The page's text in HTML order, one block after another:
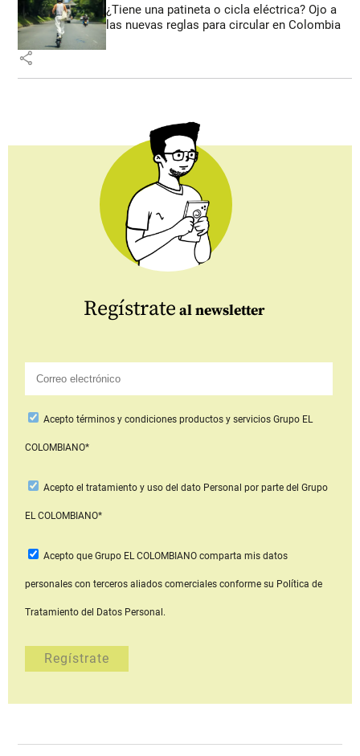
¿Tiene una patineta o cicla eléctrica? Ojo a
las nuevas reglas para circular en Colombia
share
Regístrate al newsletter
Aceptotérminos y condiciones productos y serviciosGrupo EL
COLOMBIANO*
Acepto el tratamiento y uso del dato Personal por parte del Grupo
EL COLOMBIANO*
Acepto que Grupo EL COLOMBIANOcomparta mis datos
personales con terceros aliados comerciales conforme su Política de
Tratamiento del Datos Personal.